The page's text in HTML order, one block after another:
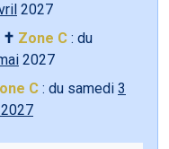
2027
✝️ Zone C : du
2027
C : du samedi 3